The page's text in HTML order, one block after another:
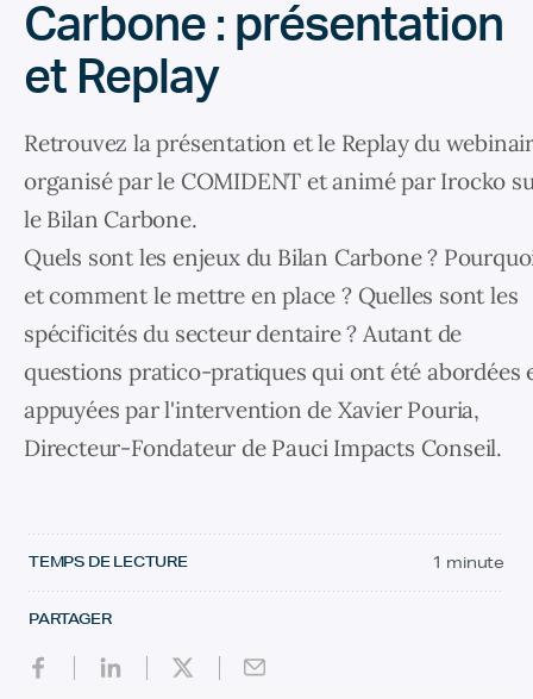
Carbone : présentation
et Replay
Retrouvez la présentation et le Replay du
organisé par le COMIDENT et animé par Irocko
le Bilan Carbone.
Quels sont les enjeux du Bilan Carbone ?
et comment le mettre en place ? Quelles sont les
spécificités du secteur dentaire ? Autant de
questions pratico-pratiques qui ont été abordées
appuyées par l'intervention de Xavier Pouria,
Directeur-Fondateur de Pauci Impacts Conseil.
TEMPS DE LECTURE 1 minute
PARTAGER